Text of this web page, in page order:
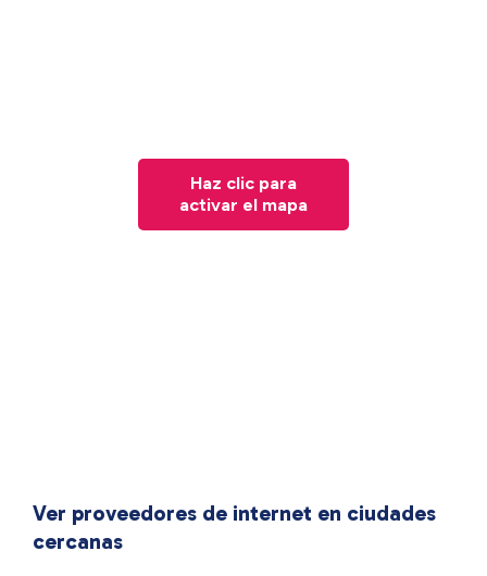
Haz clic para
activar el mapa
Ver proveedores de internet en ciudades
cercanas